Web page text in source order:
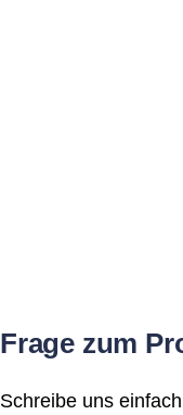
Frage zum
Schreibe uns